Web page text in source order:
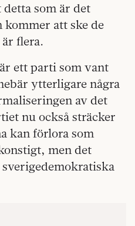
som är det
att ske de
flera.
ett parti som vant
ytterligare några
av det
nu också sträcker
kan förlora som
men det